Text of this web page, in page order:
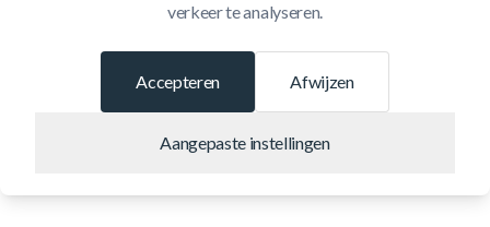
verkeer te analyseren.
Afwijzen
Aangepaste instellingen
Accepteren